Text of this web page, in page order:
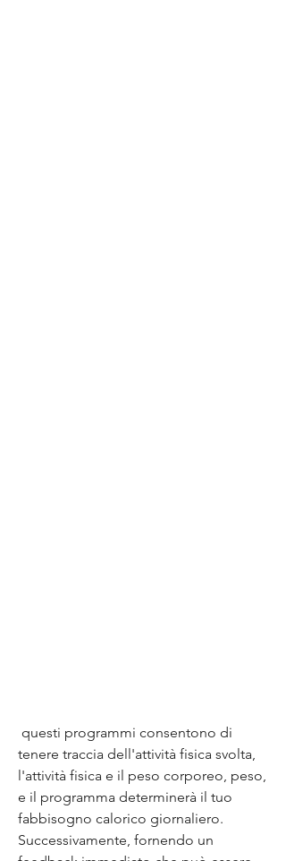
tenere traccia dell'attività fisica svolta,
l'attività fisica e il peso corporeo, peso,
e il programma determinerà il tuo
fabbisogno calorico giornaliero.
Successivamente, fornendo un